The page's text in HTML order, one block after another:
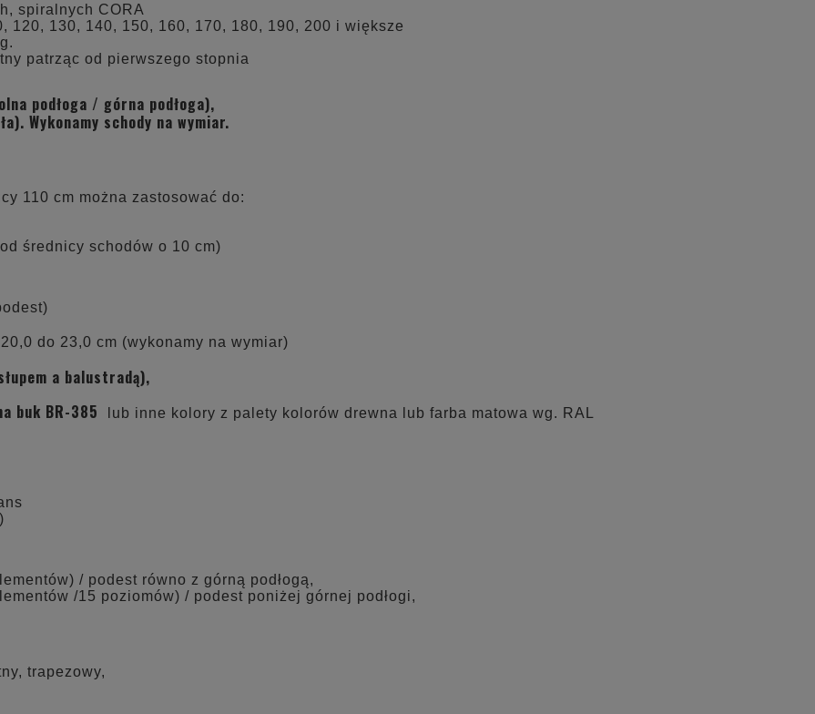
spiralnych CORA
120, 130, 140, 150, 160, 170, 180, 190, 200 i większe
patrząc od pierwszego stopnia
podłoga / górna podłoga),
Wykonamy schody na wymiar.
110 cm można zastosować do:
średnicy schodów o 10 cm)
do 23,0 cm (wykonamy na wymiar)
a balustradą),
buk BR-385
lub inne kolory z palety kolorów drewna lub farba matowa wg. RAL
/ podest równo z górną podłogą,
/15 poziomów) / podest poniżej górnej podłogi,
trapezowy,